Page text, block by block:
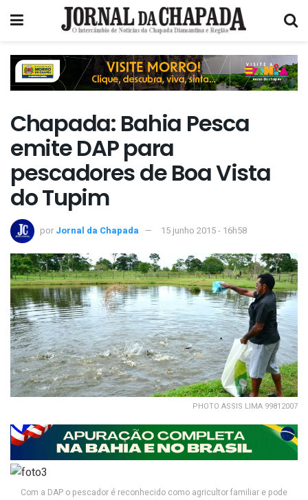
Chapada: Bahia Pesca
emite DAP para
pescadores de Boa Vista
do Tupim
por Jornal da Chapada 15 junho 2015 - 16h58
PHOTO ASSIS LIMA 99812007
Com a DAP o pescador é reconhecido como agricultor familiar e pode